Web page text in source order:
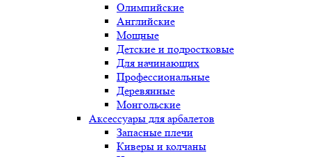
Олимпийские
Английские
Мощные
Детские и подростковые
Для начинающих
Профессиональные
Деревянные
Монгольские
Аксессуары для арбалетов
Запасные плечи
Киверы и колчаны